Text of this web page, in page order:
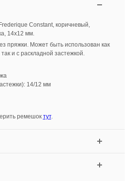
Constant, коричневый,
14х12 мм.
пряжки. Может быть использован как
и с раскладной застежкой.
14/12 мм
ремешок тут.